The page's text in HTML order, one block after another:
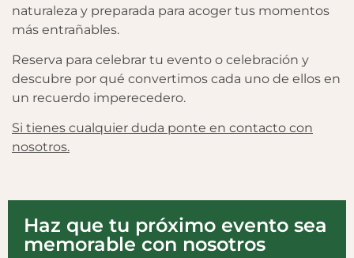
naturaleza y preparada para acoger tus momentos
más entrañables.
Reserva para celebrar tu evento o celebración y
descubre por qué convertimos cada uno de ellos en
un recuerdo imperecedero.
Si tienes cualquier duda ponte en contacto con
nosotros.
Haz que tu próximo evento sea
memorable con nosotros